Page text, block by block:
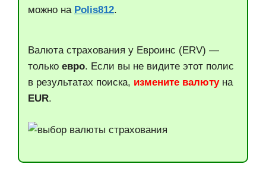
можно на Polis812.
Валюта страхования у Евроинс (ERV) —
только евро. Если вы не видите этот полис
в результатах поиска, измените валютуна
EUR.